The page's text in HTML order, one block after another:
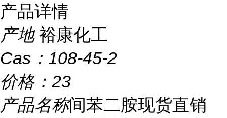
产品详情
产地 裕康化工
Cas： 108-45-2
价格： 23
产品名称间苯二胺现货直销